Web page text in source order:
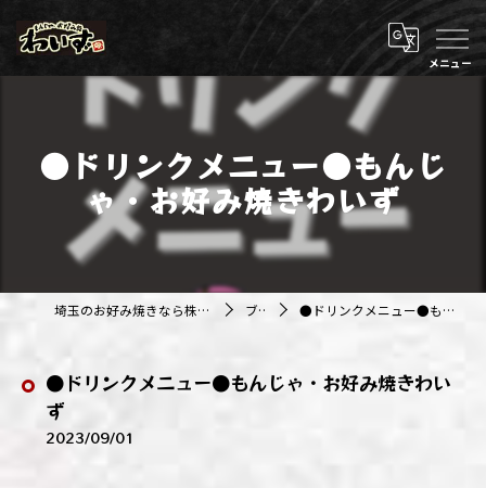
●ドリンクメニュー●もんじ
ゃ・お好み焼きわいず
埼玉のお好み焼きなら株式会社アジルカンパニー ブログ ●ドリンクメニュー●もんじゃ・お好み焼きわいず
●ドリンクメニュー●もんじゃ・お好み焼きわい
ず
2023/09/01